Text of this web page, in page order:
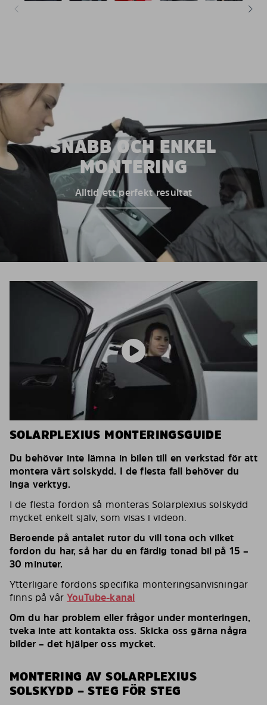
SNABB OCH ENKEL
MONTERING
Alltid ett perfekt resultat
SOLARPLEXIUS MONTERINGSGUIDE
Du behöver inte lämna in bilen till en verkstad för att
montera vårt solskydd. I de flesta fall behöver du
inga verktyg.
I de flesta fordon så monteras Solarplexius solskydd
mycket enkelt själv, som visas i videon.
Beroende på antalet rutor du vill tona och vilket
fordon du har, så har du en färdig tonad bil på 15 –
30 minuter.
Ytterligare fordons specifika monteringsanvisningar
finns på vårYouTube-kanal
Om du har problem eller frågor under monteringen,
tveka inte att kontakta oss. Skicka oss gärna några
bilder – det hjälper oss mycket.
MONTERING AV SOLARPLEXIUS
SOLSKYDD – STEG FÖR STEG